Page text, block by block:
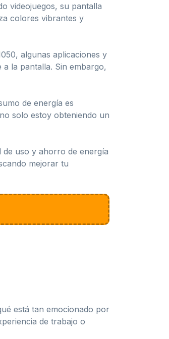
videojuegos, su pantalla
colores vibrantes y
algunas aplicaciones y
la pantalla. Sin embargo,
de energía es
solo estoy obteniendo un
de uso y ahorro de energía
mejorar tu
está tan emocionado por
de trabajo o